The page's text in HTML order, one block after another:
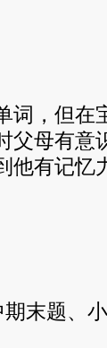
，但在
父母有意
他有记忆
末题、